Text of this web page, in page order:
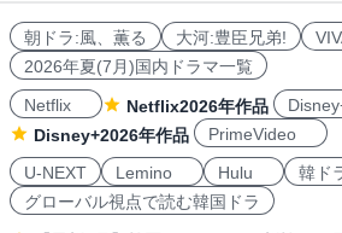
朝ドラ:風、薫る 大河:豊臣兄弟!
2026年夏(7月)国内ドラマ一覧
Netflix
Netflix2026年作品
Disney+2026年作品
PrimeVideo
U-NEXT
Lemino Hulu
韓ド
グローバル視点で読む韓国ドラ